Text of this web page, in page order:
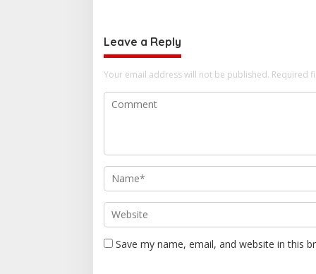
Leave a Reply
Your email address will not be published. Required
Save my name, email, and website in this